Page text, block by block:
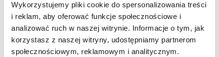
Wykorzystujemy pliki cookie do spersonalizowania treści
i reklam, aby oferować funkcje społecznościowe i
analizować ruch w naszej witrynie. Informacje o tym, jak
korzystasz z naszej witryny, udostępniamy partnerom
społecznościowym, reklamowym i analitycznym.
REGULAMIN
Regulamin wypożyczalni